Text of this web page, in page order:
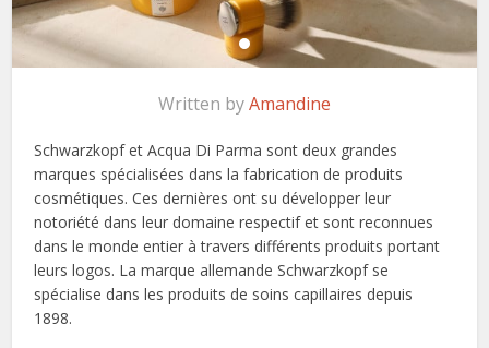
Written byAmandine
Schwarzkopf et Acqua Di Parma sont deux grandes
marques spécialisées dans la fabrication de produits
cosmétiques. Ces dernières ont su développer leur
notoriété dans leur domaine respectif et sont reconnues
dans le monde entier à travers différents produits portant
leurs logos. La marque allemande Schwarzkopf se
spécialise dans les produits de soins capillaires depuis
1898.